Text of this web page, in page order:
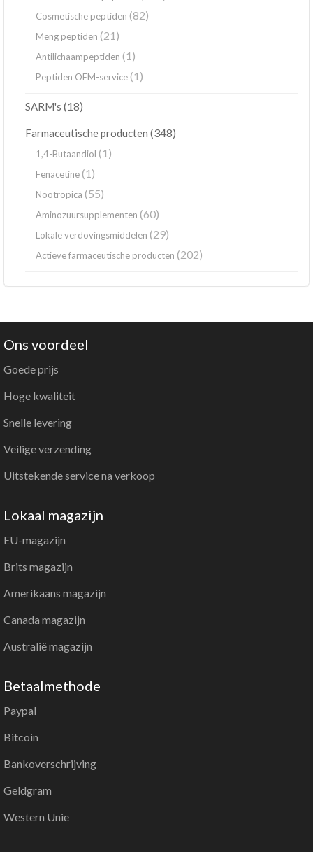
Cosmetische peptiden (82)
Meng peptiden (21)
Antilichaampeptiden (1)
Peptiden OEM-service(1)
SARM's (18)
Farmaceutische producten (348)
1,4-Butaandiol (1)
Fenacetine(1)
Nootropica (55)
Aminozuursupplementen (60)
Lokale verdovingsmiddelen (29)
Actieve farmaceutische producten (202)
Ons voordeel
Goede prijs
Hoge kwaliteit
Snelle levering
Veilige verzending
Uitstekende service na verkoop
Lokaal magazijn
EU-magazijn
Brits magazijn
Amerikaans magazijn
Canada magazijn
Australië magazijn
Betaalmethode
Paypal
Bitcoin
Bankoverschrijving
Geldgram
Western Unie